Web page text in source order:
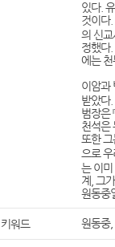
있다.
것이다
의 신
정했다.
에는
이암과
받았다.
범장은
천석은
또한
으로
는 이
계, 그
원동중
키워드 원동중,